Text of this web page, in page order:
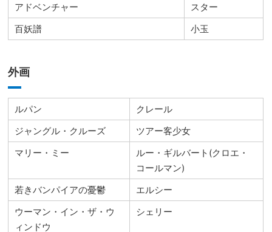
アドベンチャー
スター
百妖譜
小玉
外画
ルパン
クレール
ジャングル・クルーズ
ツアー客少女
マリー・ミー
ルー・ギルバート(クロエ・
コールマン)
若きバンパイアの憂鬱
エルシー
ウーマン・イン・ザ・ウ
ィンドウ
シェリー